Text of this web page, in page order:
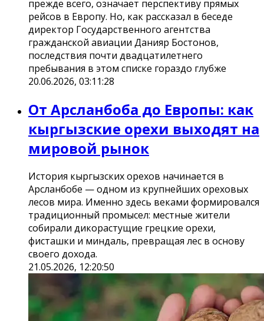
прежде всего, означает перспективу прямых
рейсов в Европу. Но, как рассказал в беседе
директор Государственного агентства
гражданской авиации Данияр Бостонов,
последствия почти двадцатилетнего
пребывания в этом списке гораздо глубже
20.06.2026, 03:11:28
От Арсланбоба до Европы: как
кыргызские орехи выходят на
мировой рынок
История кыргызских орехов начинается в
Арсланбобе — одном из крупнейших ореховых
лесов мира. Именно здесь веками формировался
традиционный промысел: местные жители
собирали дикорастущие грецкие орехи,
фисташки и миндаль, превращая лес в основу
своего дохода.
21.05.2026, 12:20:50